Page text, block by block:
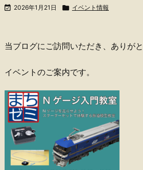
 2026年1月21日  イベント情報
当ブログにご訪問いただき、ありがと
イベントのご案内です。